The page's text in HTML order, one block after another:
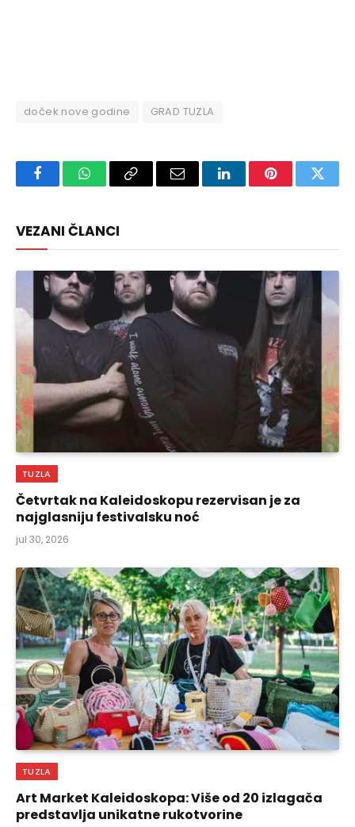
doček nove godine GRAD TUZLA
FacebookWhatsAppCopy
Email LinkedInPinterest
VEZANI ČLANCI
TUZLA
Četvrtak na Kaleidoskopu rezervisan je za
najglasniju festivalsku noć
jul 30, 2026
TUZLA
Art Market Kaleidoskopa: Više od 20 izlagača
predstavlja unikatne rukotvorine